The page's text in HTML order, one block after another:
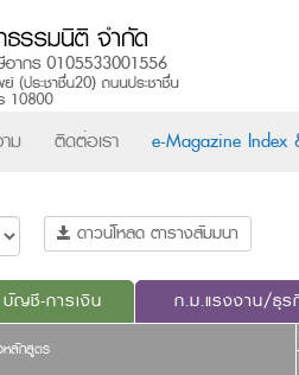
ม ติดต่อเรา e-Magazine Index
ดาวน์โหลด ตารางสัมมนา
บัญชี-การเงิน ก.ม.แรงงาน/ธุร
หลักสูตร